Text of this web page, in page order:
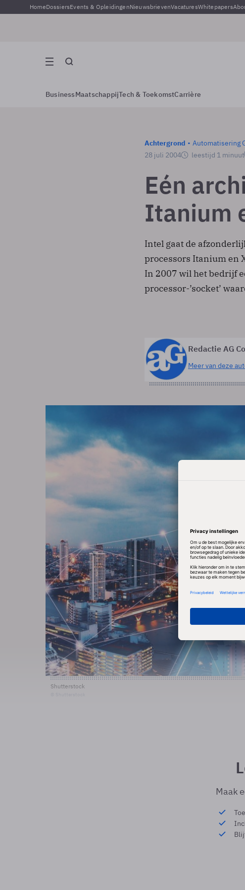
HomeDossiersEvents & OpleidingenNieuwsbrievenVacaturesWhitepapers
BusinessMaatschappijTech & ToekomstCarrière
Achtergrond Automatisering
28 juli 2004 leestijd 1 minuut
Eén
Itanium
Intel gaat de
processors Itanium en
In 2007 wil het bedrijf
processor-’socket’
Redactie AG
Meer van deze
Shutterstock
Maak